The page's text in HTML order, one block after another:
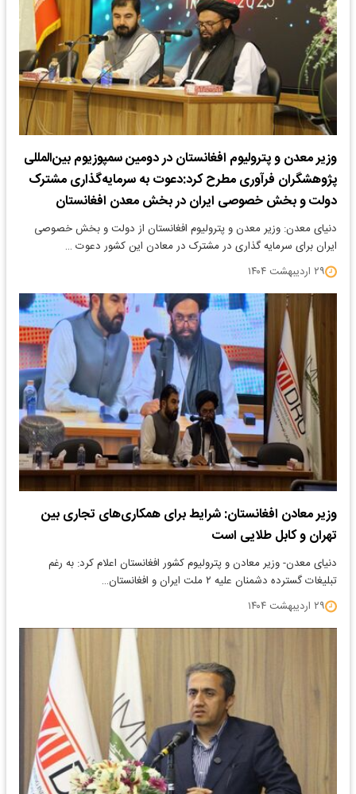
وزیر معدن و پترولیوم افغانستان در دومین سمپوزیوم بین‌المللی
پژوهشگران فرآوری مطرح کرد:دعوت به سرمایه‌گذاری مشترک
دولت و بخش خصوصی ایران در بخش معدن افغانستان
دنیای معدن: وزیر معدن و پترولیوم افغانستان از دولت و بخش خصوصی
ایران برای سرمایه گذاری در مشترک در معادن این کشور دعوت …
۲۹ اردیبهشت ۱۴۰۴
وزیر معادن افغانستان: شرایط برای همکاری‌های تجاری بین
تهران و کابل طلایی است
دنیای معدن- وزیر معادن و پترولیوم کشور افغانستان اعلام کرد: به رغم
تبلیغات گسترده دشمنان علیه ۲ ملت ایران و افغانستان…
۲۹ اردیبهشت ۱۴۰۴